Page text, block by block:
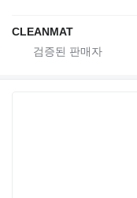
CLEANMAT